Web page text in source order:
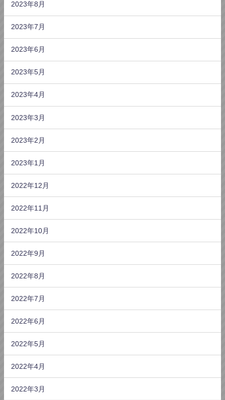
2023年8月
2023年7月
2023年6月
2023年5月
2023年4月
2023年3月
2023年2月
2023年1月
2022年12月
2022年11月
2022年10月
2022年9月
2022年8月
2022年7月
2022年6月
2022年5月
2022年4月
2022年3月